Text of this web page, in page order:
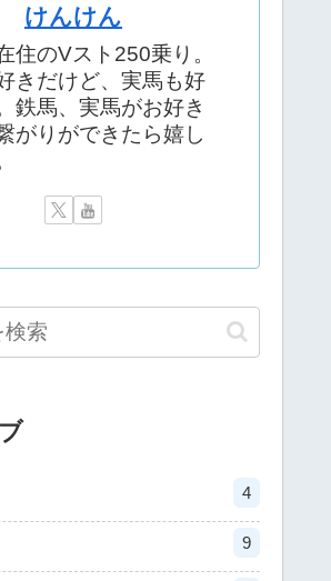
けんけん
住のVスト250乗り。
きだけど、実馬も好
鉄馬、実馬がお好き
がりができたら嬉し
4
9